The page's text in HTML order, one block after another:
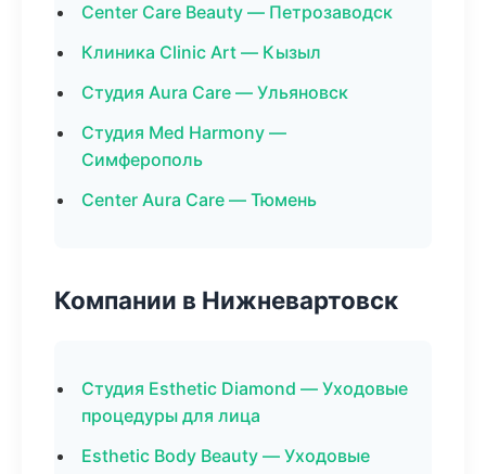
Center Care Beauty — Петрозаводск
Клиника Clinic Art — Кызыл
Студия Aura Care — Ульяновск
Студия Med Harmony —
Симферополь
Center Aura Care — Тюмень
Компании в Нижневартовск
Студия Esthetic Diamond — Уходовые
процедуры для лица
Esthetic Body Beauty — Уходовые